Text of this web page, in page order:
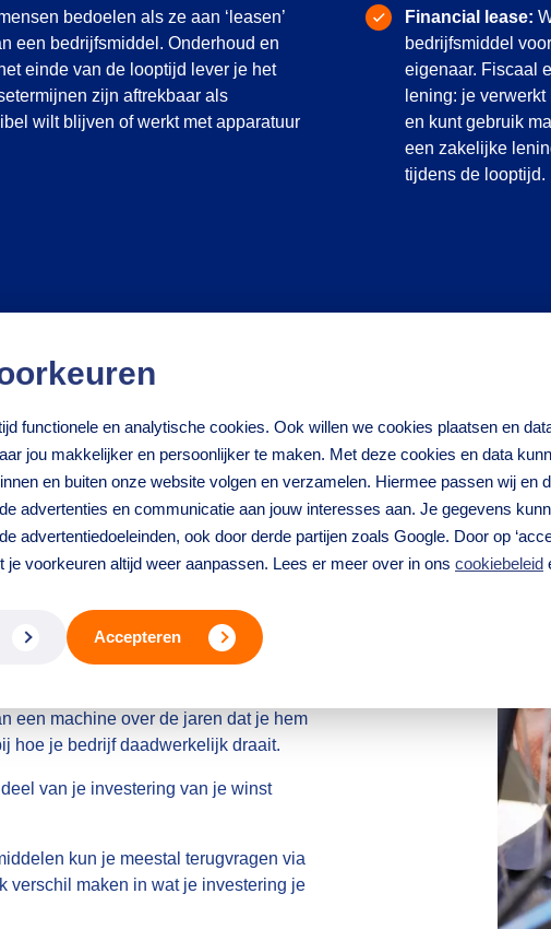
functionele en analytische cookies. Ook willen we cookies plaatsen en
jou makkelijker en persoonlijker te maken. Met deze cookies en data
en buiten onze website volgen en verzamelen. Hiermee passen wij en
advertenties en communicatie aan jouw interesses aan. Je gegevens
advertentiedoeleinden, ook door derde partijen zoals Google. Door op
je voorkeuren altijd weer aanpassen. Lees er meer over in ons cookiebeleid
Accepteren
bedoelen als ze aan ‘leasen’
een bedrijfsmiddel. Onderhoud en
einde van de looptijd lever je het
zijn aftrekbaar als
wilt blijven of werkt met apparatuur
Financial lease:
bedrijfsmiddel
eigenaar. Fiscaal
lening: je
en kunt gebruik
een zakelijke
tijdens de looptijd.
en
altijd te maken met afschrijving
het is juist iets waar je slim
een machine over de jaren dat je hem
hoe je bedrijf daadwerkelijk draait.
van je investering van je winst
kun je meestal terugvragen via
verschil maken in wat je investering je